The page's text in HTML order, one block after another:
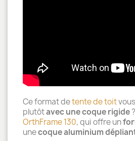
Ce format detente de toit
plutôtavec une coque rigide
OrthFrame 130, qui offre un
unecoque aluminium